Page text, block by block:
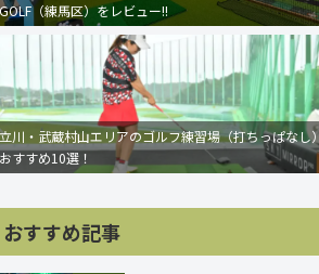
（練馬区）をレビュー!!
川・武蔵村山エリアのゴルフ練習場（打ちっぱなし）
おすすめ10選！
おすすめ記事